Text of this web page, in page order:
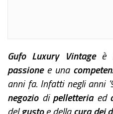
Gufo Luxury Vintageè
passionee una
anni fa. Infatti negli anni
negozio dipelletteria ed